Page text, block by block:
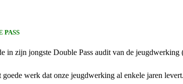
PASS
in zijn jongste Double Pass audit van de
goede werk dat onze jeugdwerking al enkele jaren